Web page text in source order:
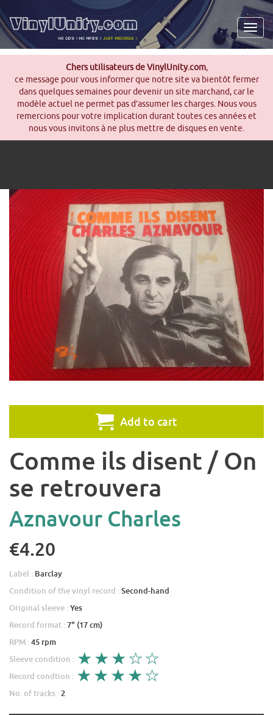
Chers utilisateurs de VinylUnity.com,
ce message pour vous informer que notre site va bientôt fermer
dans quelques semaines pour devenir un site marchand, car le
modèle actuel ne permet pas d’assumer les charges. Nous vous
remercions pour votre implication durant toutes ces années et
nous vous invitons à ne plus mettre de disques en vente.
Add to cart
Comme ils disent / On
se retrouvera
Aznavour Charles
€4.20
Label : Barclay
Condition of the vinyl record :Second-hand
Original sleeve :Yes
Record format :7" (17 cm)
RPM :45 rpm
Sleeve condition :
Record condtion :
No. of tracks : 2